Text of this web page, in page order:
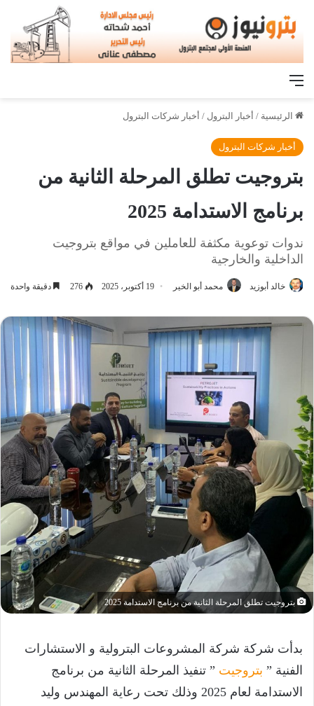
القائمة
الرئيسية / أخبار البترول / أخبار شركات البترول
أخبار شركات البترول
بتروجيت تطلق المرحلة الثانية من
برنامج الاستدامة 2025
ندوات توعوية مكثفة للعاملين في مواقع بتروجيت
الداخلية والخارجية
خالد أبوزيد محمد أبو الخير 19 أكتوبر، 2025 276 دقيقة واحدة
بتروجيت تطلق المرحلة الثانية من برنامج الاستدامة 2025
بدأت شركة شركة المشروعات البترولية و الاستشارات
الفنية ” بتروجيت ” تنفيذ المرحلة الثانية من برنامج
الاستدامة لعام 2025 وذلك تحت رعاية المهندس وليد